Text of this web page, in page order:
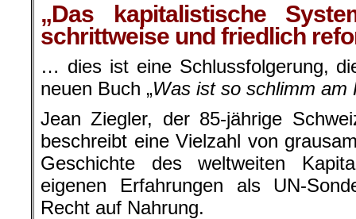
„Das kapitalistische
schrittweise und friedlich
… dies ist eine Schlussfolgerung,
neuen Buch „Was ist so schlimm am
Jean Ziegler, der 85-jährige
beschreibt eine Vielzahl von
Geschichte des weltweiten
eigenen Erfahrungen als UN-
Recht auf Nahrung.